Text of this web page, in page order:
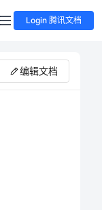
Login 腾讯文档
编辑文档